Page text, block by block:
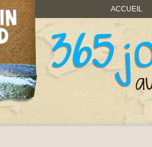
ACCUEIL